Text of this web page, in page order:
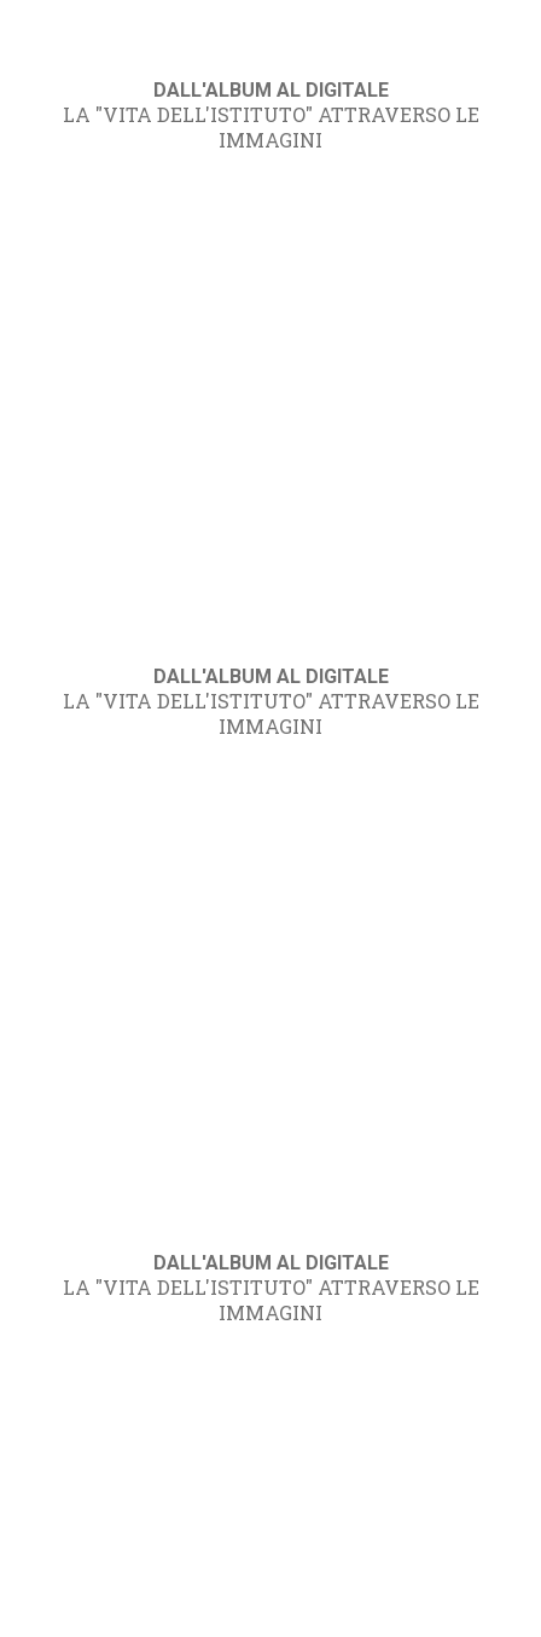
DALL'ALBUM AL DIGITALE
LA "VITA DELL'ISTITUTO" ATTRAVERSO LE
IMMAGINI
DALL'ALBUM AL DIGITALE
LA "VITA DELL'ISTITUTO" ATTRAVERSO LE
IMMAGINI
DALL'ALBUM AL DIGITALE
LA "VITA DELL'ISTITUTO" ATTRAVERSO LE
IMMAGINI